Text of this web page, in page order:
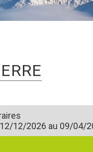
12/2026 au 09/04/